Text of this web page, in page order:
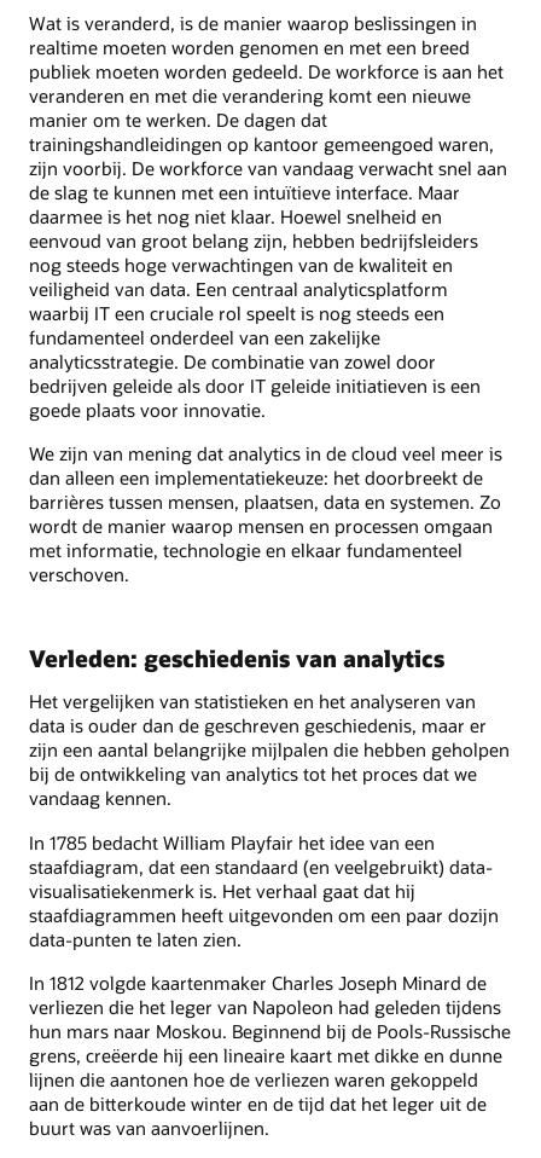
Wat is veranderd, is de manier waarop beslissingen in
realtime moeten worden genomen en met een breed
publiek moeten worden gedeeld. De workforce is aan het
veranderen en met die verandering komt een nieuwe
manier om te werken. De dagen dat
trainingshandleidingen op kantoor gemeengoed waren,
zijn voorbij. De workforce van vandaag verwacht snel aan
de slag te kunnen met een intuïtieve interface. Maar
daarmee is het nog niet klaar. Hoewel snelheid en
eenvoud van groot belang zijn, hebben bedrijfsleiders
nog steeds hoge verwachtingen van de kwaliteit en
veiligheid van data. Een centraal analyticsplatform
waarbij IT een cruciale rol speelt is nog steeds een
fundamenteel onderdeel van een zakelijke
analyticsstrategie. De combinatie van zowel door
bedrijven geleide als door IT geleide initiatieven is een
goede plaats voor innovatie.
We zijn van mening dat analytics in de cloud veel meer is
dan alleen een implementatiekeuze: het doorbreekt de
barrières tussen mensen, plaatsen, data en systemen. Zo
wordt de manier waarop mensen en processen omgaan
met informatie, technologie en elkaar fundamenteel
verschoven.
Verleden: geschiedenis van analytics
Het vergelijken van statistieken en het analyseren van
data is ouder dan de geschreven geschiedenis, maar er
zijn een aantal belangrijke mijlpalen die hebben geholpen
bij de ontwikkeling van analytics tot het proces dat we
vandaag kennen.
In 1785 bedacht William Playfair het idee van een
staafdiagram, dat een standaard (en veelgebruikt) data-
visualisatiekenmerk is. Het verhaal gaat dat hij
staafdiagrammen heeft uitgevonden om een paar dozijn
data-punten te laten zien.
In 1812 volgde kaartenmaker Charles Joseph Minard de
verliezen die het leger van Napoleon had geleden tijdens
hun mars naar Moskou. Beginnend bij de Pools-Russische
grens, creëerde hij een lineaire kaart met dikke en dunne
lijnen die aantonen hoe de verliezen waren gekoppeld
aan de bitterkoude winter en de tijd dat het leger uit de
buurt was van aanvoerlijnen.